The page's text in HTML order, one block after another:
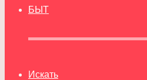
БЫТ
Искать